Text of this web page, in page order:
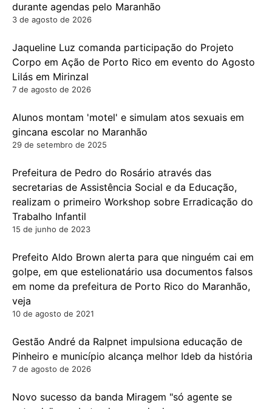
durante agendas pelo Maranhão
3 de agosto de 2026
Jaqueline Luz comanda participação do Projeto
Corpo em Ação de Porto Rico em evento do Agosto
Lilás em Mirinzal
7 de agosto de 2026
Alunos montam 'motel' e simulam atos sexuais em
gincana escolar no Maranhão
29 de setembro de 2025
Prefeitura de Pedro do Rosário através das
secretarias de Assistência Social e da Educação,
realizam o primeiro Workshop sobre Erradicação do
Trabalho Infantil
15 de junho de 2023
Prefeito Aldo Brown alerta para que ninguém cai em
golpe, em que estelionatário usa documentos falsos
em nome da prefeitura de Porto Rico do Maranhão,
veja
10 de agosto de 2021
Gestão André da Ralpnet impulsiona educação de
Pinheiro e município alcança melhor Ideb da história
7 de agosto de 2026
Novo sucesso da banda Miragem "só agente se